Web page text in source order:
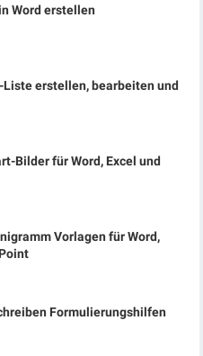
Word erstellen
Liste erstellen, bearbeiten und
Bilder für Word, Excel und
Vorlagen für Word,
Formulierungshilfen